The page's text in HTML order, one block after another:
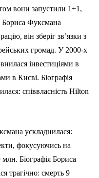
вони запустили 1+1,
Бориса Фуксмана
він зберіг зв’язки з
громад. У 2000-х
інвестиціями в
в Києві. Біографія
співвласність Hilton
ускладнилася:
фокусуючись на
Біографія Бориса
трагічно: смерть 9